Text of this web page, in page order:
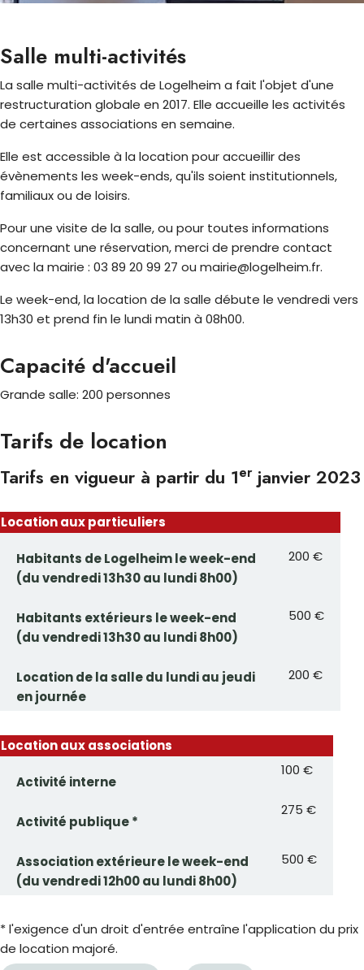
Salle multi-activités
La salle multi-activités de Logelheim a fait l'objet d'une
restructuration globale en 2017. Elle accueille les activités
de certaines associations en semaine.
Elle est accessible à la location pour accueillir des
évènements les week-ends, qu'ils soient institutionnels,
familiaux ou de loisirs.
Pour une visite de la salle, ou pour toutes informations
concernant une réservation, merci de prendre contact
avec la mairie : 03 89 20 99 27 ou mairie@logelheim.fr.
Le week-end, la location de la salle débute le vendredi vers
13h30 et prend fin le lundi matin à 08h00.
Capacité d'accueil
Grande salle: 200 personnes
Tarifs de location
Tarifs en vigueur à partir du 1erjanvier 2023
Location aux particuliers
Habitants de Logelheim le week-end
(du vendredi 13h30 au lundi 8h00)
200 €
Habitants extérieurs le week-end
(du vendredi 13h30 au lundi 8h00)
500 €
Location de la salle du lundi au jeudi
en journée
200 €
Location aux associations
Activité interne
100 €
Activité publique *
275 €
Association extérieure le week-end
(du vendredi 12h00 au lundi 8h00)
500 €
* l'exigence d'un droit d'entrée entraîne l'application du prix
de location majoré.